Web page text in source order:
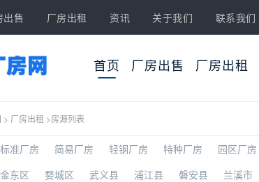
出售 厂房出租 资讯 关于我们 联系我们
首页 厂房出售 厂房出租
> 厂房出租 >房源列表
标准厂房 简易厂房 轻钢厂房 特种厂房 园区厂房
金东区 婺城区 武义县 浦江县 磐安县 兰溪市